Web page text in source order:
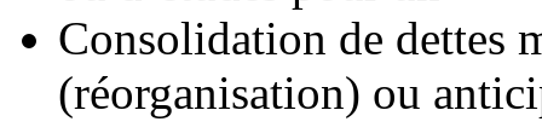
Consolidation de dettes
(réorganisation) ou